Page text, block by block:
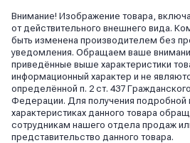
Внимание! Изображение товара,
от действительного внешнего вида.
быть изменена производителем без
уведомления. Обращаем ваше
приведённые выше характеристики
информационный характер и не
определённой п. 2 ст. 437
Федерации. Для получения подробной
характеристиках данного товара
сотрудникам нашего отдела продаж
представительство данного товара.